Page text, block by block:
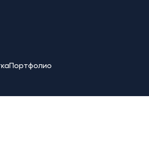
Портфолио